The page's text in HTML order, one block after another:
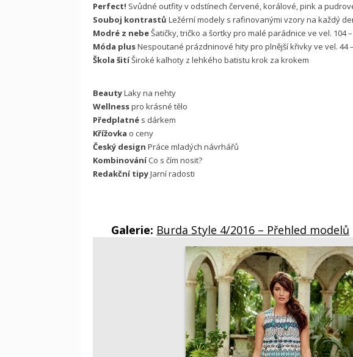
Perfect! Svůdné outfity v odstínech červené, korálové, pink a
Souboj kontrastů Ležérní modely s rafinovanými vzory na každý
Modré z nebeŠatičky, tričko a šortky pro malé parádnice ve vel. 104
Móda plusNespoutané prázdninové hity pro plnější křivky ve vel. 44
Škola šitíŠiroké kalhoty z lehkého batistu krok za krokem
BeautyLaky na nehty
Wellnesspro krásné tělo
Předplatné s dárkem
Křížovka o ceny
Český design Práce mladých návrhářů
Kombinování Co s čím nosit?
Redakční tipyJarní radosti
Galerie: Burda Style 4/2016 – Přehled modelů